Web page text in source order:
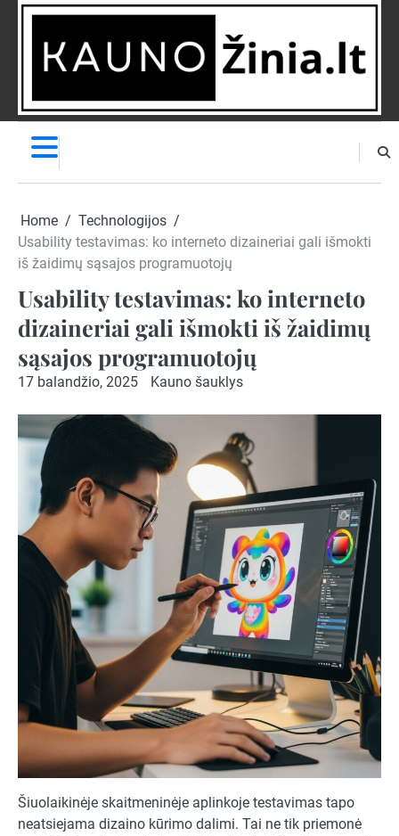
Skip
NAUJIENĄ
Home
Technologijos
Usability testavimas: ko interneto dizaineriai gali išmokti
iš žaidimų sąsajos programuotojų
Usability testavimas: ko interneto
dizaineriai gali išmokti iš žaidimų
sąsajos programuotojų
17 balandžio, 2025 Kauno šauklys
Šiuolaikinėje skaitmeninėje aplinkoje testavimas tapo
neatsiejama dizaino kūrimo dalimi. Tai ne tik priemonė